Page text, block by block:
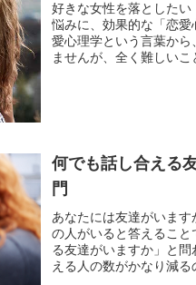
好きな女性を落とした
悩みに、効果的な「恋
愛心理学という言葉か
ませんが、全く難しい
何でも話し合える
門
あなたには友達がいま
の人がいると答えること
る友達がいますか」と
える人の数がかなり減る